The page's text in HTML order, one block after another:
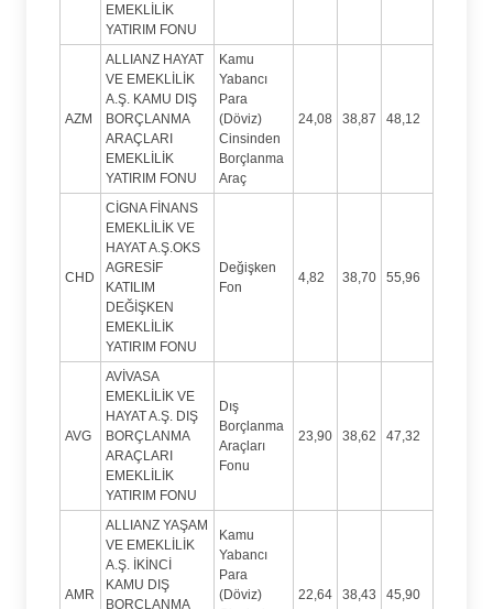
EMEKLİLİK
YATIRIM FONU
AZM
ALLIANZ HAYAT
VE EMEKLİLİK
A.Ş. KAMU DIŞ
BORÇLANMA
ARAÇLARI
EMEKLİLİK
YATIRIM FONU
Kamu
Yabancı
Para
(Döviz)
Cinsinden
Borçlanma
Araç
24,08 38,87 48,12
CHD
CİGNA FİNANS
EMEKLİLİK VE
HAYAT A.Ş.OKS
AGRESİF
KATILIM
DEĞİŞKEN
EMEKLİLİK
YATIRIM FONU
Değişken
Fon
4,82 38,70 55,96
AVG
AVİVASA
EMEKLİLİK VE
HAYAT A.Ş. DIŞ
BORÇLANMA
ARAÇLARI
EMEKLİLİK
YATIRIM FONU
Dış
Borçlanma
Araçları
Fonu
23,90 38,62 47,32
AMR
ALLIANZ YAŞAM
VE EMEKLİLİK
A.Ş. İKİNCİ
KAMU DIŞ
BORÇLANMA
Kamu
Yabancı
Para
(Döviz)
22,64 38,43 45,90